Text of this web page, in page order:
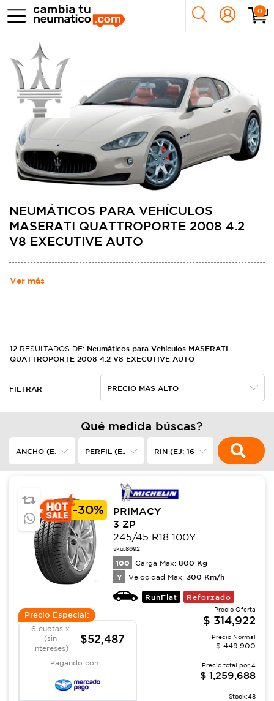
0
NEUMÁTICOS PARA VEHÍCULOS
MASERATI QUATTROPORTE 2008 4.2
V8 EXECUTIVE AUTO
Ver más
12 RESULTADOS DE: Neumáticos para Vehículos MASERATI
QUATTROPORTE 2008 4.2 V8 EXECUTIVE AUTO
FILTRAR
Qué medida búscas?
-30%
PRIMACY
3 ZP
245/45 R18 100Y
sku:8692
100 Carga Max: 800 Kg
Y Velocidad Max: 300 Km/h
RunFlat Reforzado
Precio Especial:
6 cuotas x
(sin
intereses)
$52,487
Pagando con:
Precio Oferta
$ 314,922
Precio Normal
$ 449,900
Precio total por 4
$ 1,259,688
Stock:48